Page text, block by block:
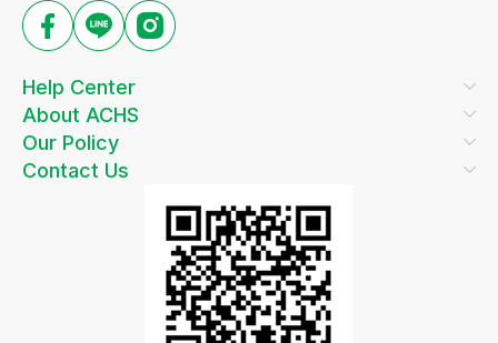
Help Center
About ACHS
Our Policy
Contact Us